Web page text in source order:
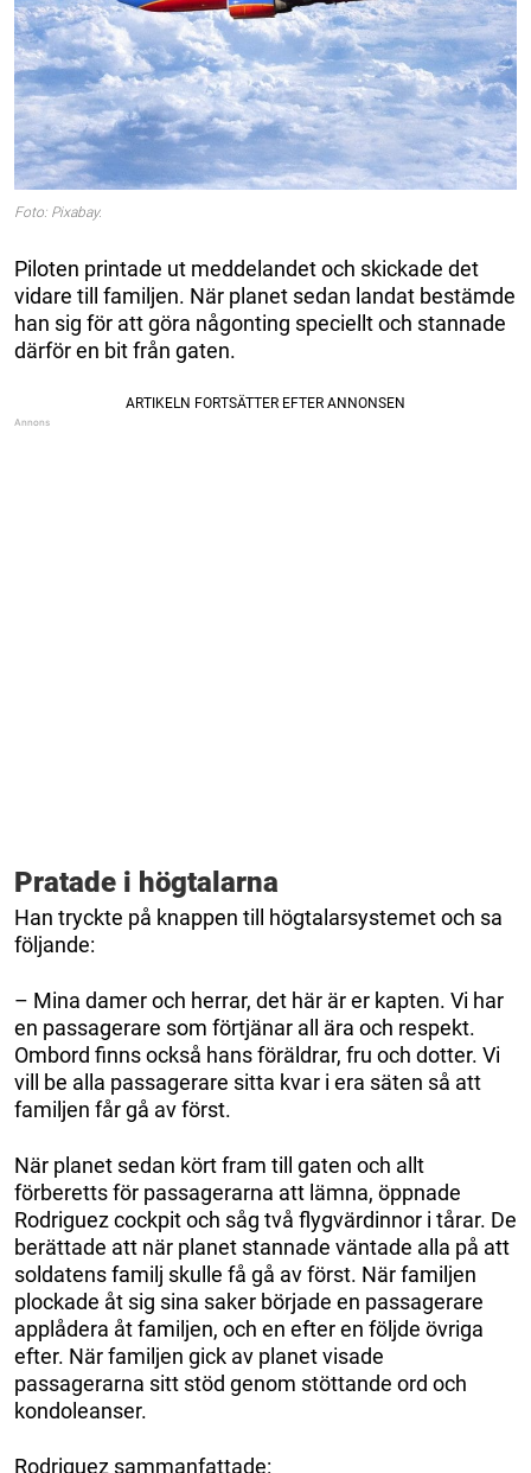
Foto: Pixabay.
Piloten printade ut meddelandet och skickade det
vidare till familjen. När planet sedan landat bestämde
han sig för att göra någonting speciellt och stannade
därför en bit från gaten.
Pratade i högtalarna
Han tryckte på knappen till högtalarsystemet och sa
följande:
– Mina damer och herrar, det här är er kapten. Vi har
en passagerare som förtjänar all ära och respekt.
Ombord finns också hans föräldrar, fru och dotter. Vi
vill be alla passagerare sitta kvar i era säten så att
familjen får gå av först.
När planet sedan kört fram till gaten och allt
förberetts för passagerarna att lämna, öppnade
Rodriguez cockpit och såg två flygvärdinnor i tårar. De
berättade att när planet stannade väntade alla på att
soldatens familj skulle få gå av först. När familjen
plockade åt sig sina saker började en passagerare
applådera åt familjen, och en efter en följde övriga
efter. När familjen gick av planet visade
passagerarna sitt stöd genom stöttande ord och
kondoleanser.
Rodriguez sammanfattade: